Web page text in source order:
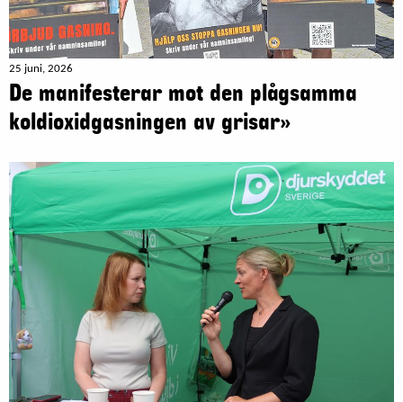
25 juni, 2026
De manifesterar mot den plågsamma
koldioxidgasningen av grisar»